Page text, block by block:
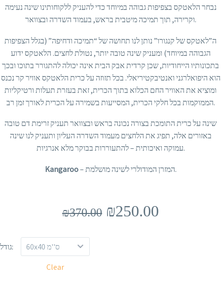
נבחר הלאטקס בצפיפות גבוהה במיוחד כדי להעניק ללקוחותינו שינה נעימה
וקרירה, תוך תמיכה מיטבית בראש, בעמוד השדרה ובצוואר.
ה”לאטקס של קנגורו” נותן לנו תחושה של “תמיכה ודחיפה” (בגלל הצפיפות
הגבוהה במיוחד) ומעניק שינה טובה יותר, נטולת לחצים. הלאטקס ידוע
בתכונותיו הייחודיות, שכן קרדית אבק הבית אינה יכולה להתגורר בתוכו ובכך
הוא היפואלרגני ואנטיבקטיריאלי. בכל תזוזה על כרית הלאטקס אוויר קר נכנס
ומוציא את האוויר החם הכלוא בתוך הכרית, זאת בעזרת תעלות ורטיקליות
הממוקמות בכל חלקי הכרית, המסייעות בשמירה על הכרית לאורך זמן רב.
שינה על כרית התומכת בצורה נכונה בראש ובצוואר תעניק זרימת דם טובה
באזורים אלה, תפיג את הלחצים מעמוד השדרה העליון ותעניק לנו שינה
עמוקה ואיכותית – להתעוררות בבוקר מלא אנרגיות.
Kangaroo – המזרן המודולרי לשינה מושלמת.
₪370.00 ₪250.00
גודל: 60x40 ס''מ
Clear